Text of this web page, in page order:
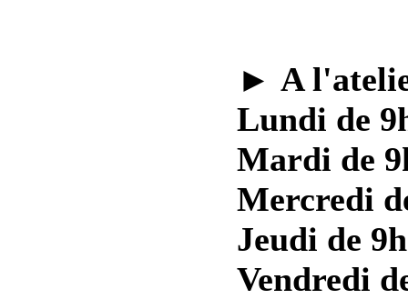
► A
Lundi de
Mardi de
Mercredi
Jeudi de
Vendredi